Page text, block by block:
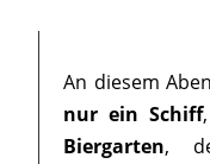
An diesem
nur ein Schiff
Biergarten,